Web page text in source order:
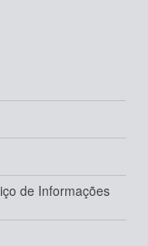
de Informações